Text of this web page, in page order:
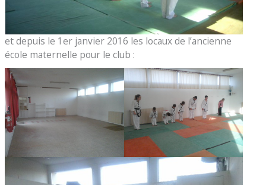
et depuis le 1er janvier 2016 les locaux de l’ancienne
école maternelle pour le club :